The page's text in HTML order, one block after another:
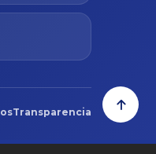
Transparencia